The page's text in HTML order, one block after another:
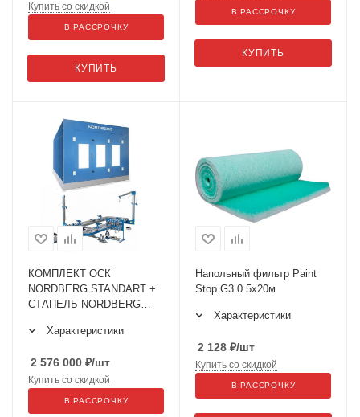
КУПИТЬ
Купить со скидкой
В РАССРОЧКУ
КУПИТЬ
В РАССРОЧКУ
КОМПЛЕКТ ОСК
NORDBERG STANDART +
СТАПЕЛЬ NORDBERG
Характеристики
2 576 000 ₽/шт
Купить со скидкой
В РАССРОЧКУ
Напольный фильтр Paint
Stop G3 0.5x20м
Характеристики
2 128 ₽/шт
Купить со скидкой
В РАССРОЧКУ